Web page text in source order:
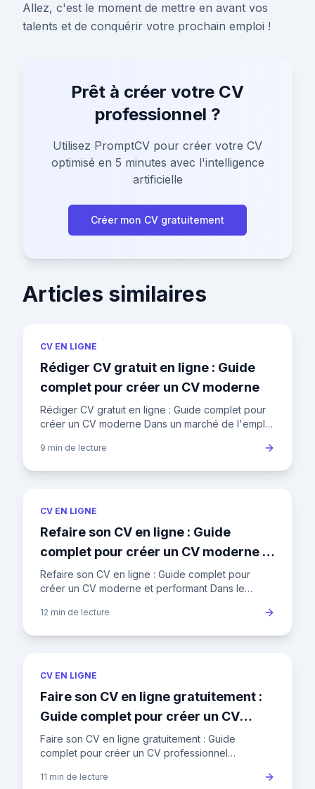
Allez, c'est le moment de mettre en avant vos
talents et de conquérir votre prochain emploi !
Prêt à créer votre CV
professionnel ?
Utilisez PromptCV pour créer votre CV
optimisé en 5 minutes avec l'intelligence
artificielle
Créer mon CV gratuitement
Articles similaires
CV EN LIGNE
Rédiger CV gratuit en ligne : Guide
complet pour créer un CV moderne
Rédiger CV gratuit en ligne : Guide complet pour
créer un CV moderne Dans un marché de l'emploi
secondes sur un CV a
9 min de lecture
CV EN LIGNE
Refaire son CV en ligne : Guide
complet pour créer un CV moderne et
performant
Refaire son CV en ligne : Guide complet pour
créer un CV moderne et performant Dans le
chômage fluctue autour
12 min de lecture
CV EN LIGNE
Faire son CV en ligne gratuitement :
Guide complet pour créer un CV
professionnel
Faire son CV en ligne gratuitement : Guide
complet pour créer un CV professionnel
l'emploi en France, où un recrut
11 min de lecture